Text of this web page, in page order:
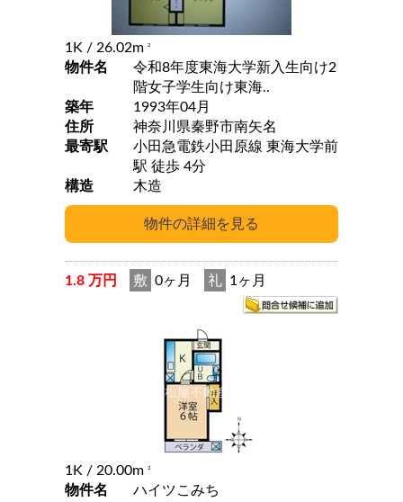
1K / 26.02m 2
物件名
令和8年度東海大学新入生向け2
階女子学生向け東海..
築年
1993年04月
住所
神奈川県秦野市南矢名
最寄駅
小田急電鉄小田原線 東海大学前
駅 徒歩 4分
構造
木造
1.8 万円 敷 0ヶ月 礼 1ヶ月
1K / 20.00m 2
物件名
ハイツこみち